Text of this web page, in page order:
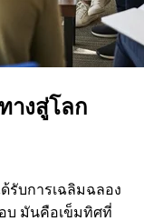
างสู่โลก
รับการเฉลิมฉลอง
อบ มันคือเข็มทิศที่